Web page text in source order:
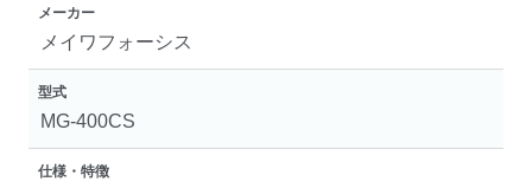
メーカー
メイワフォーシス
型式
MG-400CS
仕様・特徴